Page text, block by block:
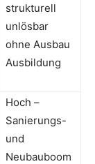
strukturell
unlösbar
ohne Ausbau
Ausbildung
Hoch –
Sanierungs-
und
Neubauboom